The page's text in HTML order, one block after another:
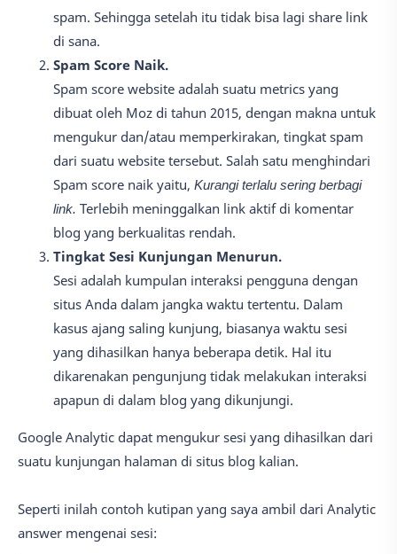
spam. Sehingga setelah itu tidak bisa lagi share link
di sana.
Spam Score Naik.
Spam score website adalah suatu metrics yang
dibuat oleh Moz di tahun 2015, dengan makna untuk
mengukur dan/atau memperkirakan, tingkat spam
dari suatu website tersebut. Salah satu menghindari
Spam score naik yaitu, Kurangi terlalu sering berbagi
link. Terlebih meninggalkan link aktif di komentar
blog yang berkualitas rendah.
Tingkat Sesi Kunjungan Menurun.
Sesi adalah kumpulan interaksi pengguna dengan
situs Anda dalam jangka waktu tertentu. Dalam
kasus ajang saling kunjung, biasanya waktu sesi
yang dihasilkan hanya beberapa detik. Hal itu
dikarenakan pengunjung tidak melakukan interaksi
apapun di dalam blog yang dikunjungi.
Google Analytic dapat mengukur sesi yang dihasilkan dari
suatu kunjungan halaman di situs blog kalian.
Seperti inilah contoh kutipan yang saya ambil dari Analytic
answer mengenai sesi: